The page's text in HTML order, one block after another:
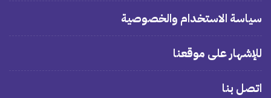
سياسة الاستخدام والخصوصية
للإشهار على موقعنا
اتصل بنا